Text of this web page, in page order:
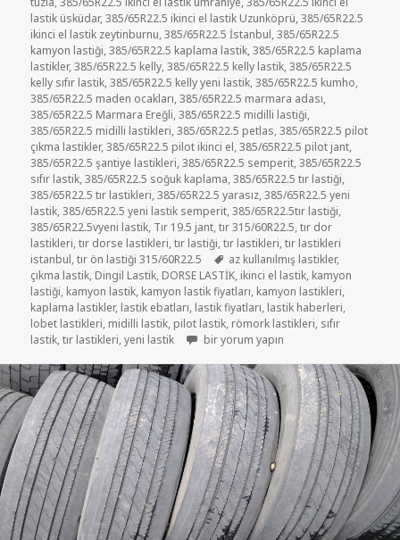
lastik üsküdar,385/65R22.5 ikinci el lastik Uzunköprü,385/65R22.5
ikinci el lastik zeytinburnu,385/65R22.5 İstanbul,385/65R22.5
kamyon lastiği,385/65R22.5 kaplama lastik,385/65R22.5 kaplama
lastikler,385/65R22.5 kelly,385/65R22.5 kelly lastik,385/65R22.5
kelly sıfır lastik,385/65R22.5 kelly yeni lastik,385/65R22.5 kumho,
385/65R22.5 maden ocakları,385/65R22.5 marmara adası,
385/65R22.5 Marmara Ereğli,385/65R22.5 midilli lastiği,
385/65R22.5 midilli lastikleri,385/65R22.5 petlas,385/65R22.5 pilot
çıkma lastikler,385/65R22.5 pilot ikinci el,385/65R22.5 pilot jant,
385/65R22.5 şantiye lastikleri,385/65R22.5 semperit,385/65R22.5
sıfır lastik,385/65R22.5 soğuk kaplama,385/65R22.5 tır lastiği,
385/65R22.5 tır lastikleri,385/65R22.5 yarasız,385/65R22.5 yeni
lastik,385/65R22.5 yeni lastik semperit,385/65R22.5tır lastiği,
385/65R22.5vyeni lastik, Tır 19.5 jant,tır 315/60R22.5,tır dor
lastikleri,tır dorse lastikleri,tır lastiği,tır lastikleri,tır lastikleri
istanbul,tır ön lastiği 315/60R22.5 Etiketler
az kullanılmış lastikler,
çıkma lastik, Dingil Lastik, DORSE LASTİK, ikinci el lastik, kamyon
lastiği, kamyon lastik, kamyon lastik fiyatları, kamyon lastikleri,
kaplama lastikler, lastik ebatları, lastik fiyatları, lastik haberleri,
lobet lastikleri, midilli lastik, pilot lastik, römork lastikleri, sıfır
lastik,tır lastikleri,yeni lastik TIR LASTİKLERİ İKİNCİ EL ÇIKMA
bir yorum yapın